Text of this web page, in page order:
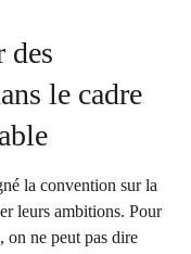
des
le cadre
la convention sur la
leurs ambitions. Pour
on ne peut pas dire